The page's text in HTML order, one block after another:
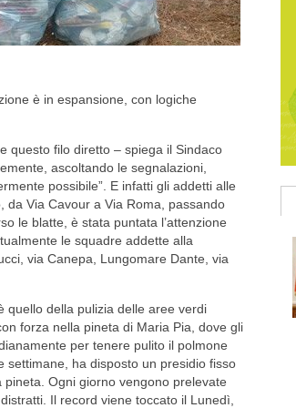
è in espansione, con logiche
questo filo diretto – spiega il Sindaco
ascoltando le segnalazioni,
possibile”. E infatti gli addetti alle
da Via Cavour a Via Roma, passando
le blatte, è stata puntata l’attenzione
le squadre addette alla
via Canepa, Lungomare Dante, via
quello della pulizia delle aree verdi
forza nella pineta di Maria Pia, dove gli
per tenere pulito il polmone
settimane, ha disposto un presidio fisso
Ogni giorno vengono prelevate
Il record viene toccato il Lunedì,